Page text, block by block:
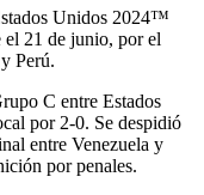
Unidos 2024™
el 21 de junio, por el
Perú.
C entre Estados
por 2-0. Se despidió
entre Venezuela y
por penales.